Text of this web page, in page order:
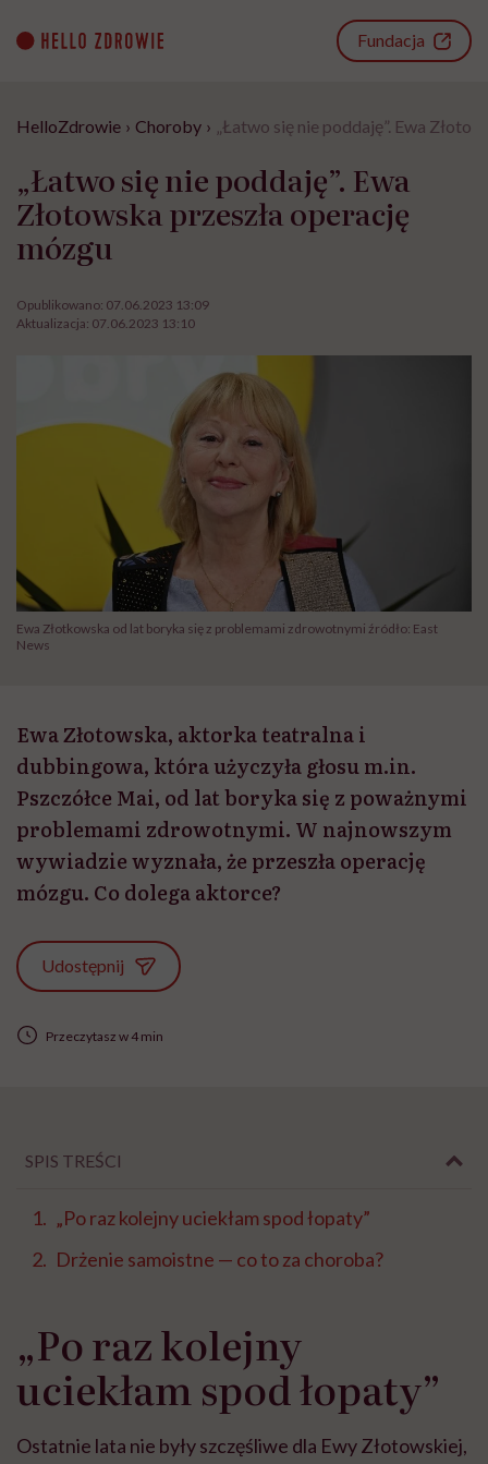
content
Fundacja
HelloZdrowie › Choroby › „Łatwo się nie poddaję”. Ewa
„Łatwo się nie poddaję”. Ewa
Złotowska przeszła operację
mózgu
Opublikowano: 07.06.2023 13:09
Aktualizacja: 07.06.2023 13:10
Ewa Złotkowska od lat boryka się z problemami zdrowotnymi źródło: East
News
Ewa Złotowska, aktorka teatralna i
dubbingowa, która użyczyła głosu m.in.
Pszczółce Mai, od lat boryka się z poważnymi
problemami zdrowotnymi. W najnowszym
wywiadzie wyznała, że przeszła operację
mózgu. Co dolega aktorce?
Udostępnij
Przeczytasz w 4 min
SPIS TREŚCI
„Po raz kolejny uciekłam spod łopaty”
Drżenie samoistne — co to za choroba?
„Po raz kolejny
uciekłam spod łopaty”
Ostatnie lata nie były szczęśliwe dla Ewy Złotowskiej,